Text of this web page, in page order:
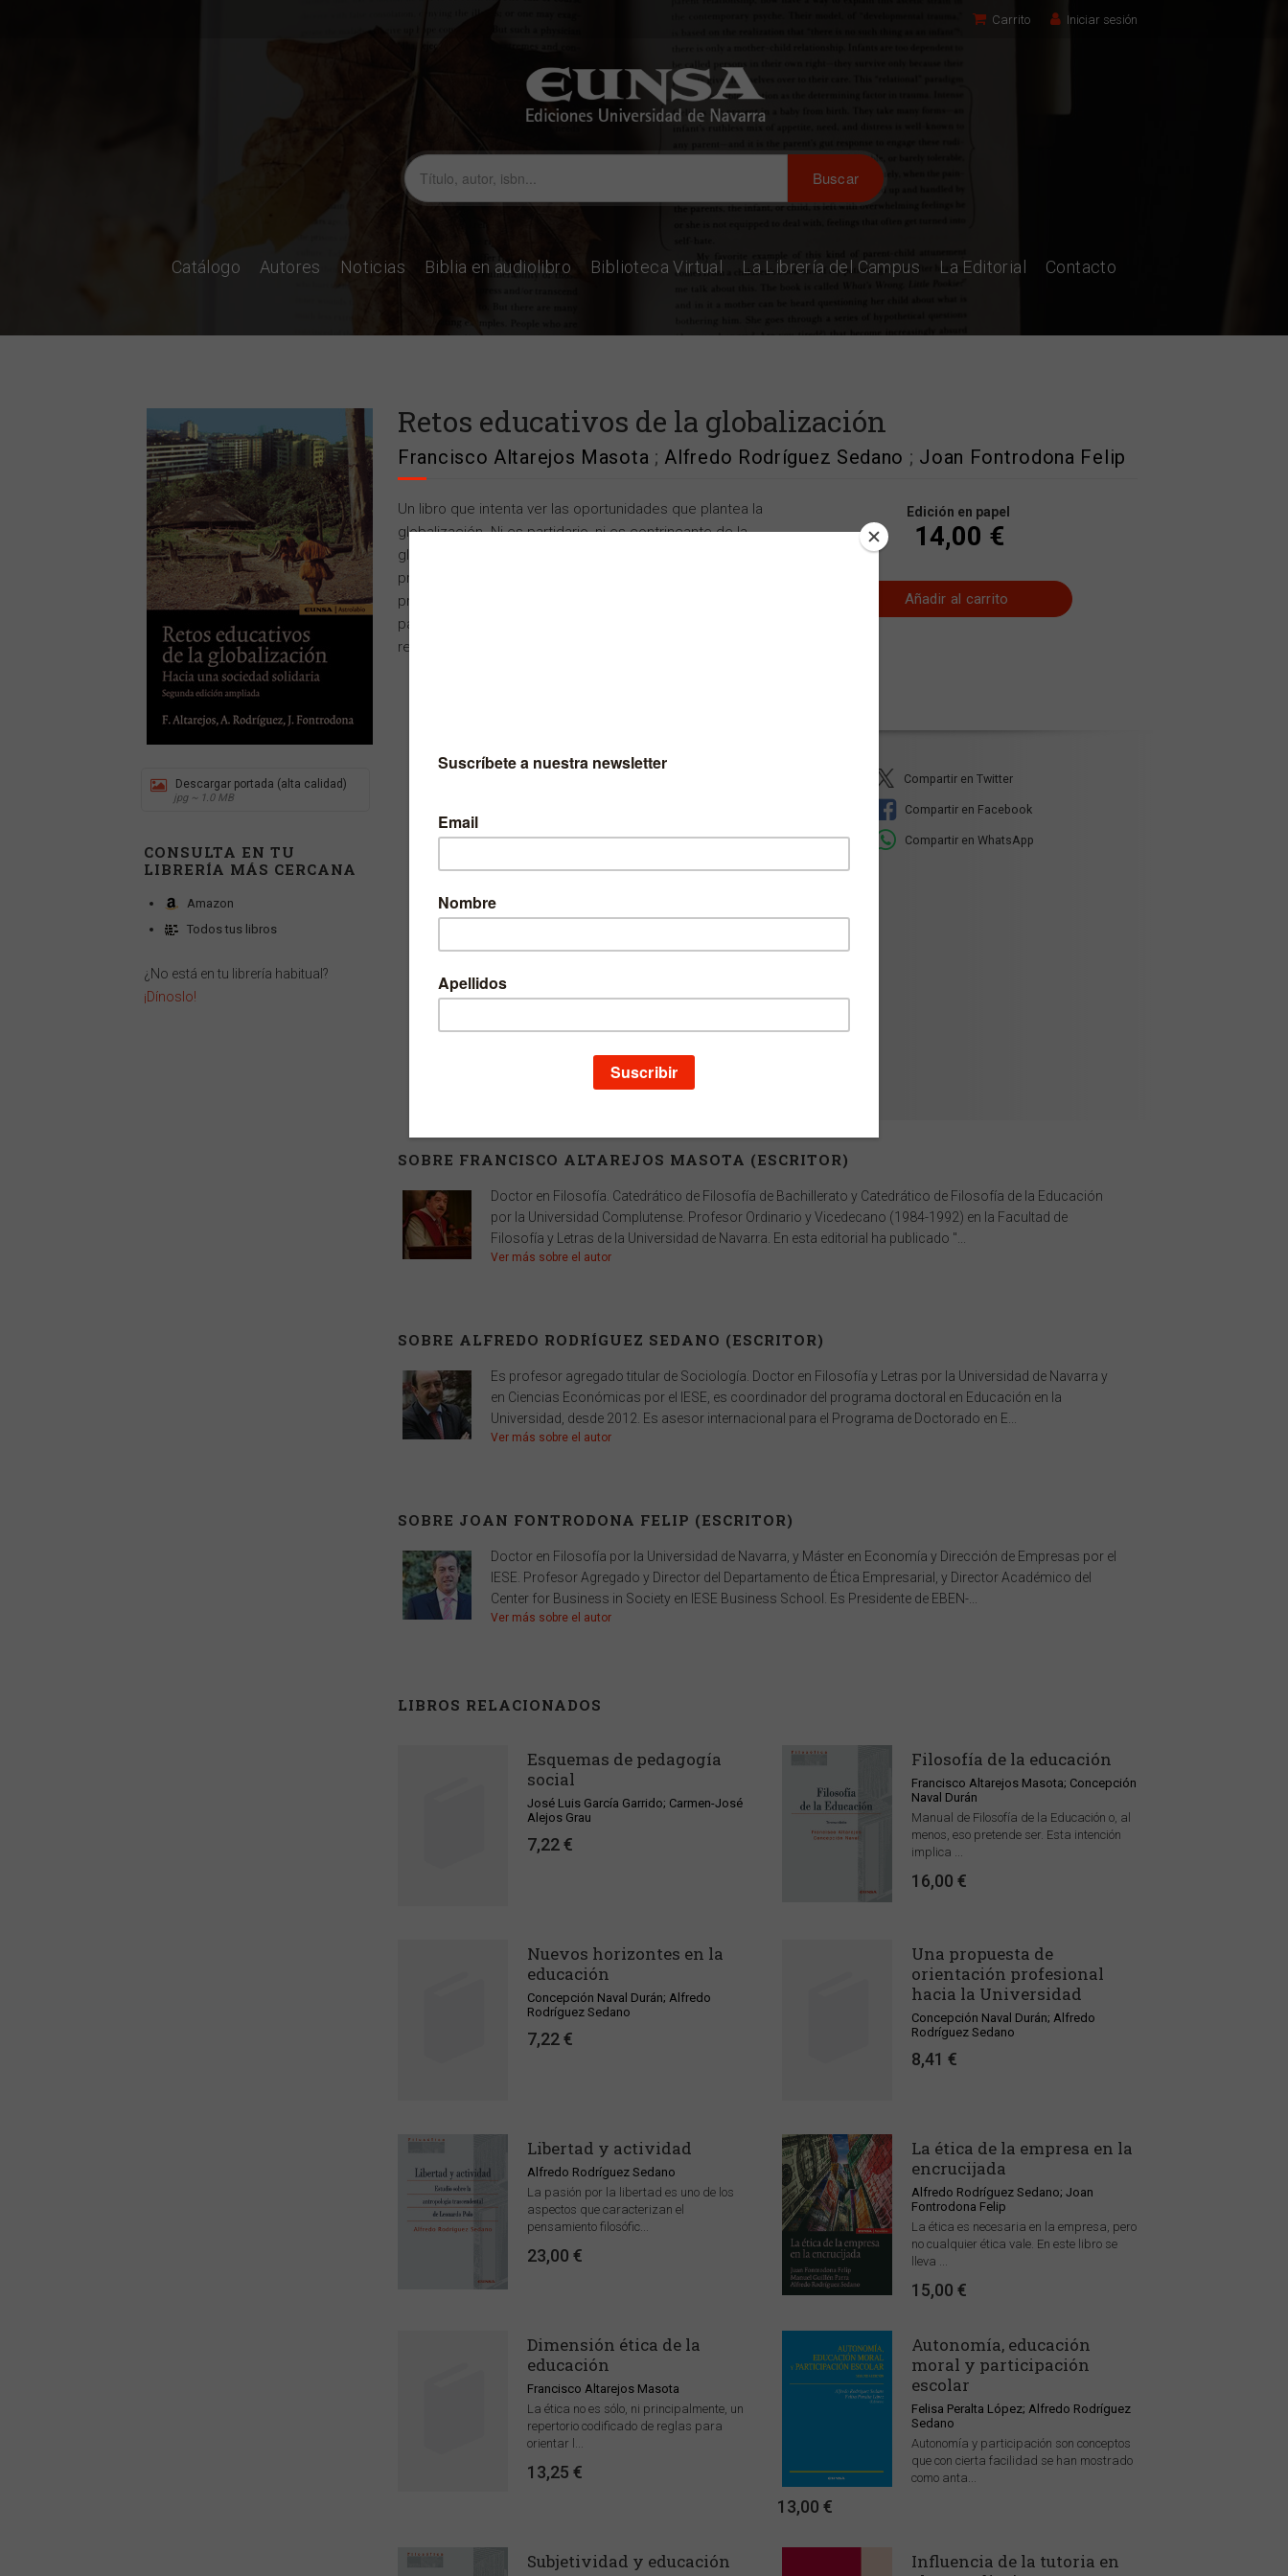
Carrito Iniciar sesión
Catálogo Autores Noticias Biblia en audiolibro Biblioteca Virtual La Librería del Campus La Editorial Contacto
Descargar portada (alta calidad)
jpg ~ 1.0 MB
CONSULTA EN TU
LIBRERÍA MÁS CERCANA
Amazon
Todos tus libros
¿No está en tu librería habitual?
¡Dínoslo!
Retos educativos de la globalización
Francisco Altarejos Masota ; Alfredo Rodríguez Sedano ; Joan Fontrodona Felip
Un libro que intenta ver las oportunidades que plantea la
globalización. Ni es partidario, ni es contrincante de la
globalización; ni augura bonanza, ni predice tempestades. Sólo
pretende indicar algunos aspectos radicales del presente que
prenuncian el futuro y sugerir posibles enfoques innovadores
para afrontar el provenir en consonancia con las nuevas
realidades.
Edición en papel
14,00 €
Añadir al carrito
Escritor
Francisco Altarejos Masota
Colección
Idioma
Castellano
EAN
ISBN
978-84-313-2436-0
Ancho
Edición
2
Compartir en Twitter
Compartir en Facebook
Compartir en WhatsApp
SOBRE FRANCISCO ALTAREJOS MASOTA (ESCRITOR)
Doctor en Filosofía. Catedrático de Filosofía de Bachillerato y Catedrático de Filosofía de la Educación
por la Universidad Complutense. Profesor Ordinario y Vicedecano (1984-1992) en la Facultad de
Filosofía y Letras de la Universidad de Navarra. En esta editorial ha publicado "...
Ver más sobre el autor
SOBRE ALFREDO RODRÍGUEZ SEDANO (ESCRITOR)
Es profesor agregado titular de Sociología. Doctor en Filosofía y Letras por la Universidad de Navarra y
en Ciencias Económicas por el IESE, es coordinador del programa doctoral en Educación en la
Universidad, desde 2012. Es asesor internacional para el Programa de Doctorado en E...
Ver más sobre el autor
SOBRE JOAN FONTRODONA FELIP (ESCRITOR)
Doctor en Filosofía por la Universidad de Navarra, y Máster en Economía y Dirección de Empresas por el
IESE. Profesor Agregado y Director del Departamento de Ética Empresarial, y Director Académico del
Center for Business in Society en IESE Business School. Es Presidente de EBEN-...
Ver más sobre el autor
LIBROS RELACIONADOS
Esquemas de pedagogía
social
José Luis García Garrido; Carmen-José
Alejos Grau
7,22 €
Filosofía de la educación
Francisco Altarejos Masota; Concepción
Naval Durán
Manual de Filosofía de la Educación o, al
menos, eso pretende ser. Esta intención
implica ...
16,00 €
Nuevos horizontes en la
educación
Concepción Naval Durán; Alfredo
Rodríguez Sedano
7,22 €
Una propuesta de
orientación profesional
hacia la Universidad
Concepción Naval Durán; Alfredo
Rodríguez Sedano
8,41 €
Libertad y actividad
Alfredo Rodríguez Sedano
La pasión por la libertad es uno de los
aspectos que caracterizan el
pensamiento filosófic...
23,00 €
La ética de la empresa en la
encrucijada
Alfredo Rodríguez Sedano; Joan
Fontrodona Felip
La ética es necesaria en la empresa, pero
no cualquier ética vale. En este libro se
lleva ...
15,00 €
Dimensión ética de la
educación
Francisco Altarejos Masota
La ética no es sólo, ni principalmente, un
repertorio codificado de reglas para
orientar l...
13,25 €
Autonomía, educación
moral y participación
escolar
Felisa Peralta López; Alfredo Rodríguez
Sedano
Autonomía y participación son conceptos
que con cierta facilidad se han mostrado
como anta...
13,00 €
Subjetividad y educación
Influencia de la tutoria en